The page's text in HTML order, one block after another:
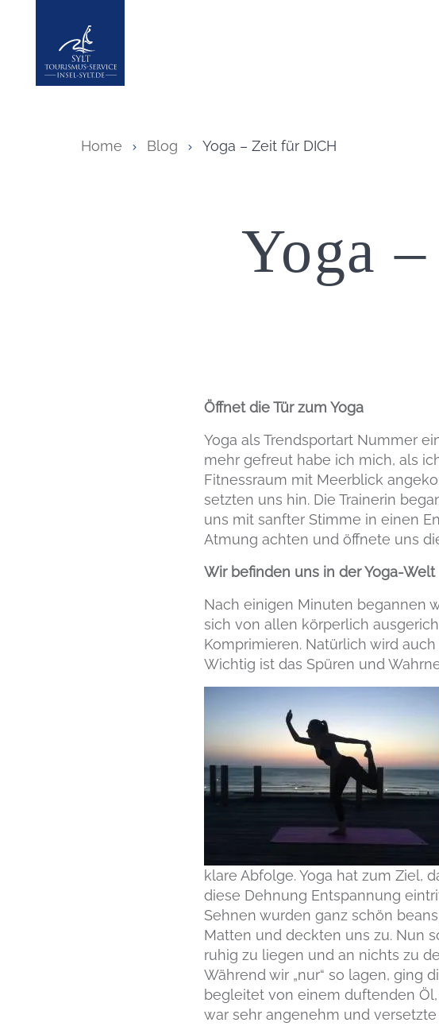
Insel Sylt
Home Blog Yoga – Zeit für DICH
Yoga
Öffnet die Tür zum Yoga
Yoga als Trendsportart Nummer
mehr gefreut habe ich mich, als
Fitnessraum mit Meerblick
setzten uns hin. Die Trainerin
uns mit sanfter Stimme in einen
Atmung achten und öffnete uns
Wir befinden uns in der Yoga-Welt
Nach einigen Minuten begannen
sich von allen körperlich
Komprimieren. Natürlich wird
Wichtig ist das Spüren und
klare Abfolge. Yoga hat zum Ziel,
diese Dehnung Entspannung
Sehnen wurden ganz schön
Matten und deckten uns zu. Nun
ruhig zu liegen und an nichts zu
Während wir „nur“ so lagen, ging
begleitet von einem duftenden
war sehr angenehm und